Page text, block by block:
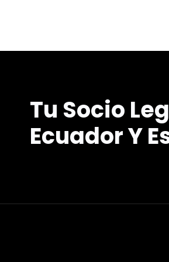
Tu Socio
Ecuador Y